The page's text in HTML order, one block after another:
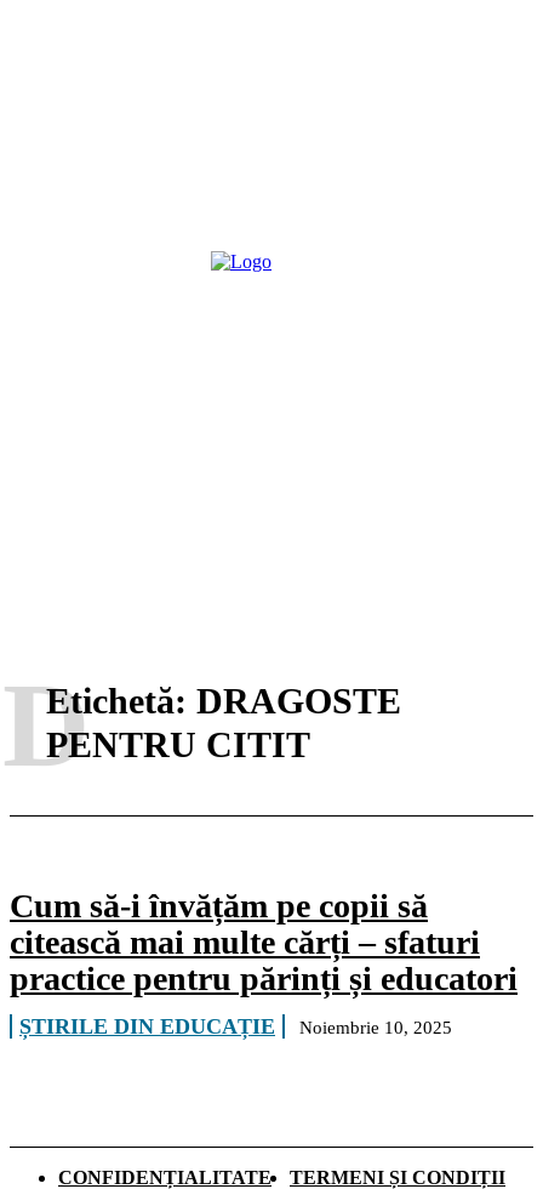
Etichetă: DRAGOSTE
PENTRU CITIT
D
Cum să-i învățăm pe copii să
citească mai multe cărți – sfaturi
practice pentru părinți și educatori
ȘTIRILE DIN EDUCAȚIE Noiembrie 10, 2025
CONFIDENȚIALITATE
TERMENI ȘI CONDIȚII